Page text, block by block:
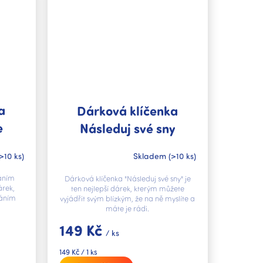
ks)
Dárková klíčenka
Následuj své sny
Skladem (>10 ks)
149 Kč / ks
Měrná
cena:
149 Kč / 1 ks
Dárková klíčenka "Následuj své sny" je
ten nejlepší dárek, kterým můžete
vyjádřit svým blízkým, že na ně myslíte a
máte je rádi.